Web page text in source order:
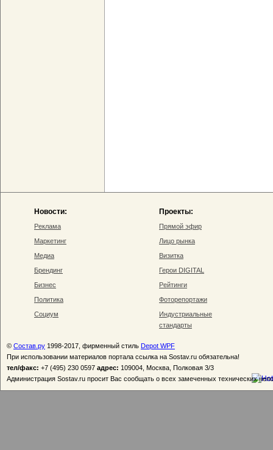
Новости:
Реклама
Маркетинг
Медиа
Брендинг
Бизнес
Политика
Социум
Проекты:
Прямой эфир
Лицо рынка
Визитка
Герои DIGITAL
Рейтинги
Фоторепортажи
Индустриальные
стандарты
© Состав.ру 1998-2017, фирменный стиль Depot WPF
При использовании материалов портала ссылка на Sostav.ru обязательна!
тел/факс: +7 (495) 230 0597 адрес: 109004, Москва, Полковая 3/3
Администрация Sostav.ru просит Вас сообщать о всех замеченных технических